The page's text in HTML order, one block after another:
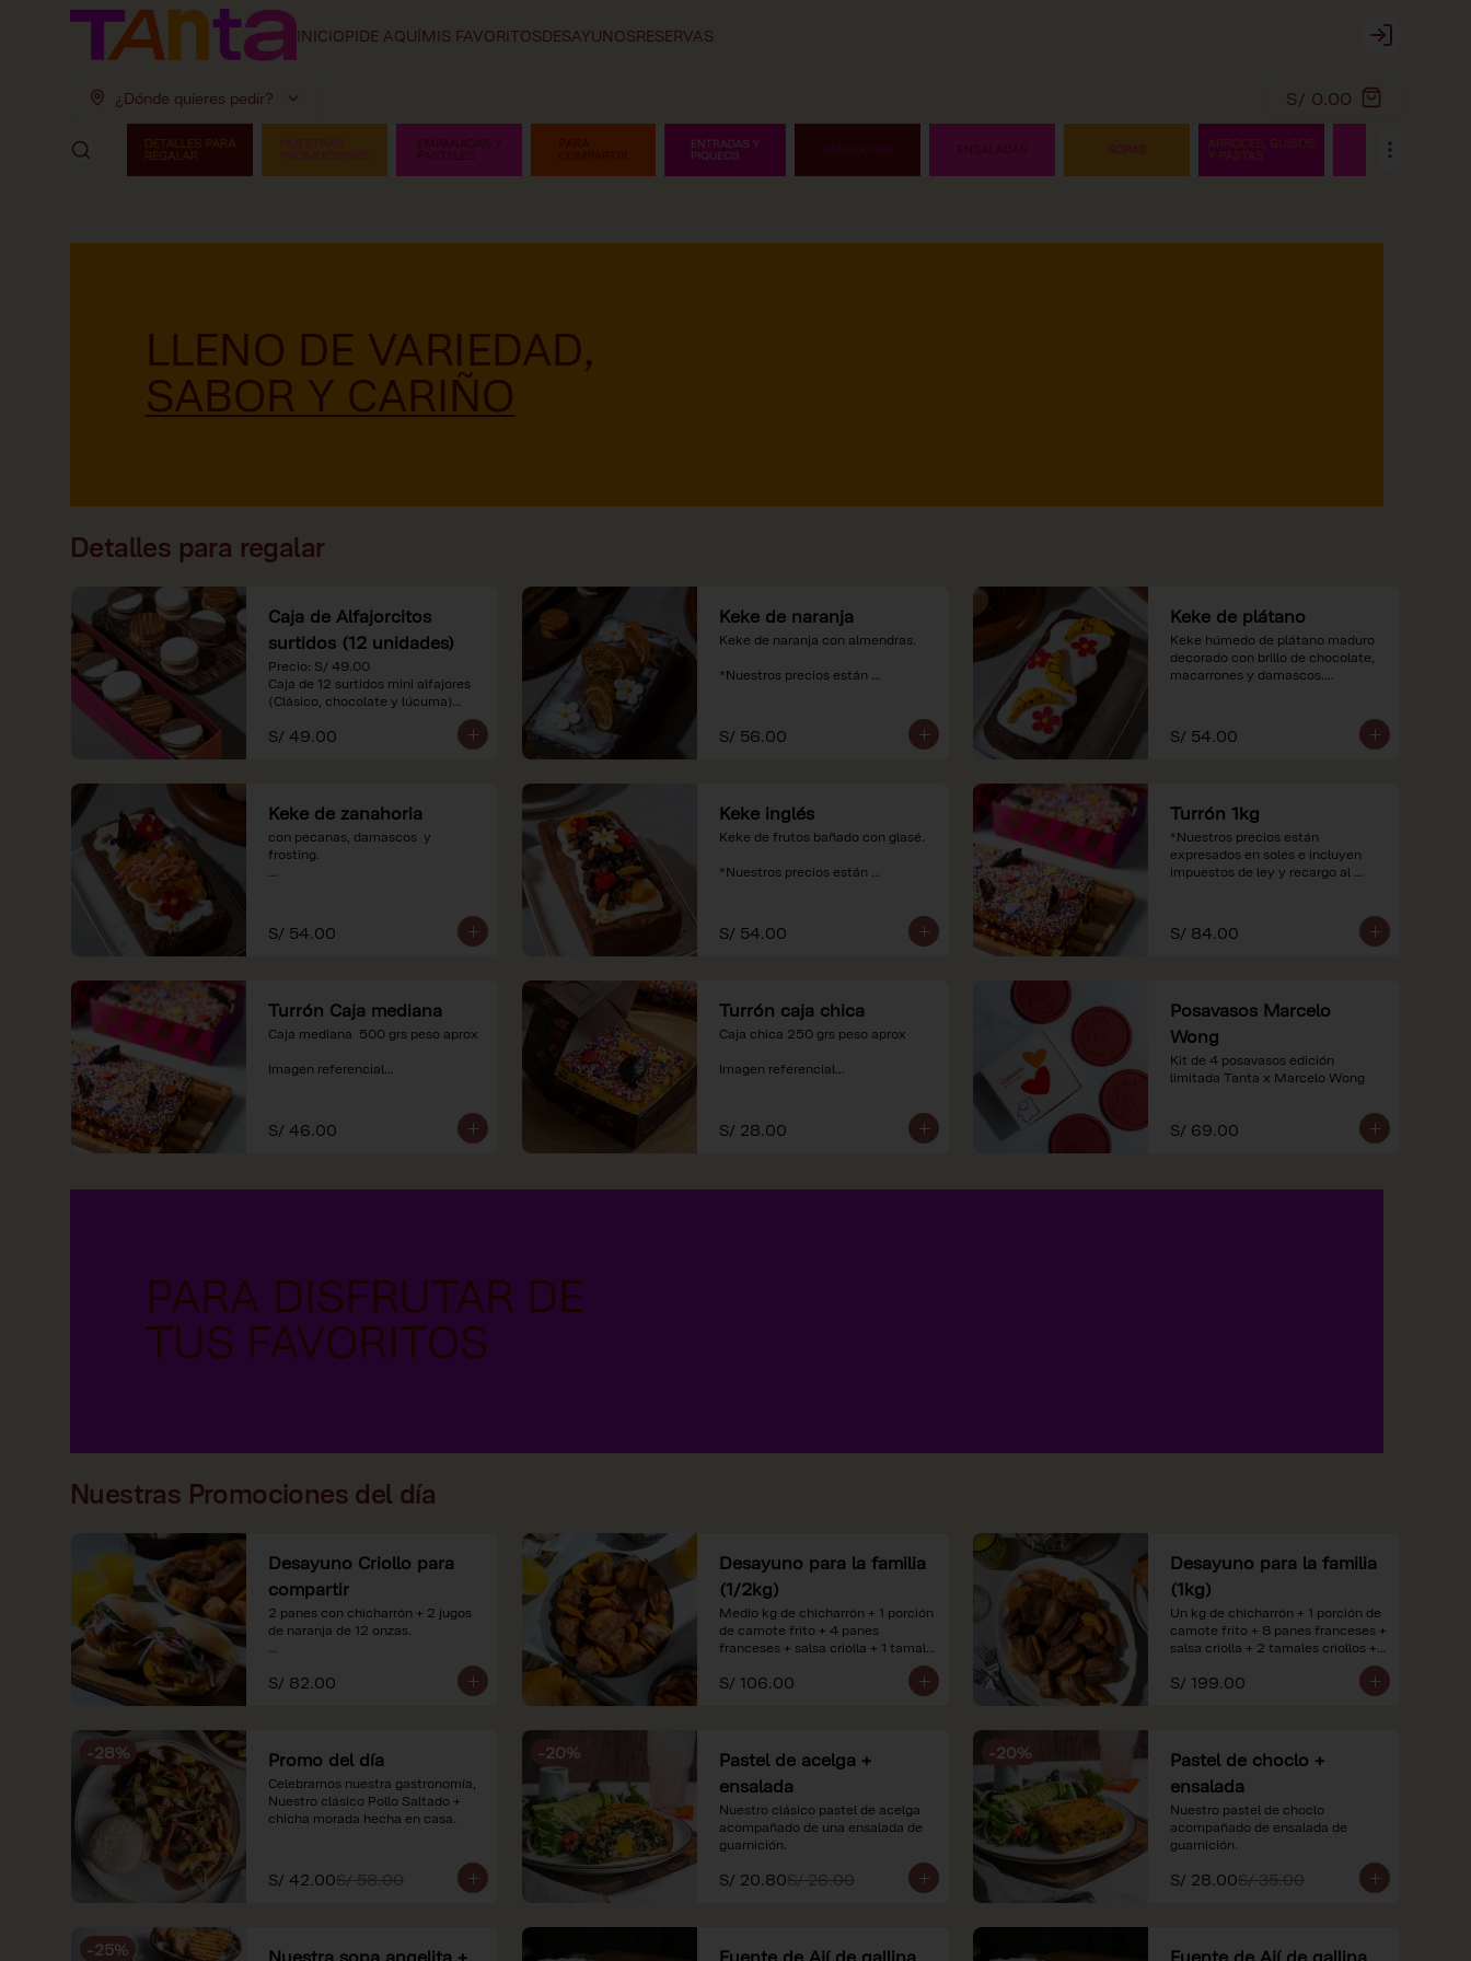
INICIOPIDE AQUÍMIS FAVORITOSDESAYUNOSRESERVAS Login
¿Dónde quieres pedir? S/ 0.00
Detalles para regalar
Caja de Alfajorcitos
surtidos (12 unidades)
Precio: S/ 49.00
Caja de 12 surtidos mini alfajores
(Clásico, chocolate y lúcuma)
*Nuestros precios están
S/ 49.00
Keke de naranja
Keke de naranja con almendras.
*Nuestros precios están
S/ 56.00
Keke de plátano
Keke húmedo de plátano maduro
decorado con brillo de chocolate,
macarrones y damascos.
expresados en soles e incluyen
impuestos de ley y recargo al
S/ 54.00
Keke de zanahoria
con pecanas, damascos  y
frosting.
consumo.
S/ 54.00
Keke inglés
Keke de frutos bañado con glasé.
*Nuestros precios están
S/ 54.00
Turrón 1kg
*Nuestros precios están
expresados en soles e incluyen
impuestos de ley y recargo al
S/ 84.00
Turrón Caja mediana
Caja mediana  500 grs peso aprox
Imagen referencial
expresados en soles e incluyen
impuestos de ley y recargo al
S/ 46.00
Turrón caja chica
Caja chica 250 grs peso aprox
Imagen referencial
expresados en soles e incluyen
impuestos de ley y recargo al
S/ 28.00
Posavasos Marcelo
Wong
Kit de 4 posavasos edición
limitada Tanta x Marcelo Wong
S/ 69.00
Nuestras Promociones del día
Desayuno Criollo para
compartir
2 panes con chicharrón + 2 jugos
de naranja de 12 onzas.
expresados en soles e incluyen
S/ 82.00
Desayuno para la familia
(1/2kg)
Medio kg de chicharrón + 1 porción
de camote frito + 4 panes
franceses + salsa criolla + 1 tamal
criollo + 1 litro de jugo de naranja.
consumo. Imágenes referenciales.
S/ 106.00
Desayuno para la familia
(1kg)
Un kg de chicharrón + 1 porción de
camote frito + 8 panes franceses +
salsa criolla + 2 tamales criollos +
consumo. Imágenes referenciales.
S/ 199.00
-28% Promo del día
Celebramos nuestra gastronomía,
Nuestro clásico Pollo Saltado +
chicha morada hecha en casa.
S/ 42.00S/ 58.00
-20%
Pastel de acelga +
ensalada
Nuestro clásico pastel de acelga
acompañado de una ensalada de
guarnición.
S/ 20.80S/ 26.00
-20%
Pastel de choclo +
ensalada
Nuestro pastel de choclo
acompañado de ensalada de
guarnición.
S/ 28.00S/ 35.00
-25%
Nuestra sopa angelita +
Fuente de Ají de gallina
Fuente de Ají de gallina